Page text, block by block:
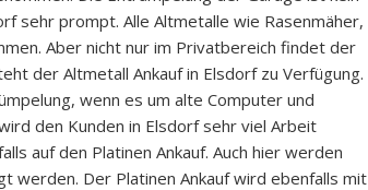
sehr prompt. Alle Altmetalle wie Rasenmäher,
Aber nicht nur im Privatbereich findet der
der Altmetall Ankauf in Elsdorf zu Verfügung.
wenn es um alte Computer und
den Kunden in Elsdorf sehr viel Arbeit
auf den Platinen Ankauf. Auch hier werden
werden. Der Platinen Ankauf wird ebenfalls mit